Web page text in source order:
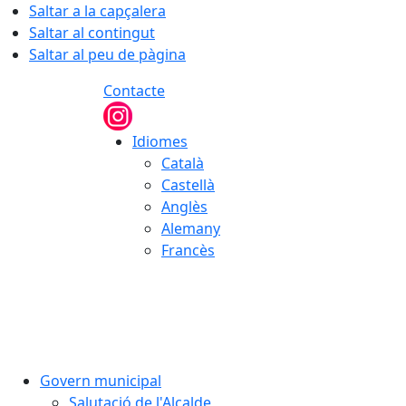
Saltar a la capçalera
Saltar al contingut
Saltar al peu de pàgina
Contacte
Idiomes
Català
Castellà
Anglès
Alemany
Francès
Govern municipal